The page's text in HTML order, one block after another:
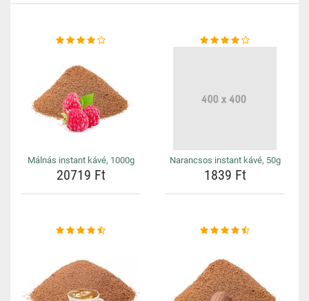
Málnás instant kávé, 1000g
20719 Ft
Narancsos instant kávé, 50g
1839 Ft